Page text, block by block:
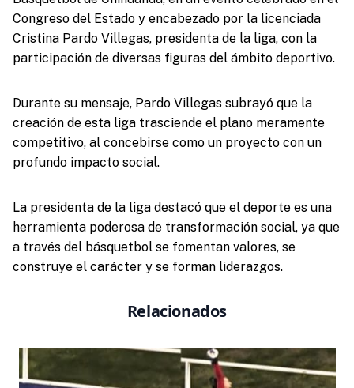
Congreso del Estado y encabezado por la licenciada
Cristina Pardo Villegas, presidenta de la liga, con la
participación de diversas figuras del ámbito deportivo.
Durante su mensaje, Pardo Villegas subrayó que la
creación de esta liga trasciende el plano meramente
competitivo, al concebirse como un proyecto con un
profundo impacto social.
La presidenta de la liga destacó que el deporte es una
herramienta poderosa de transformación social, ya que
a través del básquetbol se fomentan valores, se
construye el carácter y se forman liderazgos.
Relacionados